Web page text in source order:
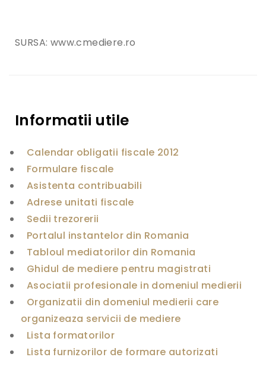
SURSA: www.cmediere.ro
l
b
o
a
r
e
n
t
e
C
n
s
l
u
l
e
M
Informatii utile
Calendar obligatii fiscale 2012
Formulare fiscale
Asistenta contribuabili
Adrese unitati fiscale
Sedii trezorerii
Portalul instantelor din Romania
Tabloul mediatorilor din Romania
Ghidul de mediere pentru magistrati
Asociatii profesionale in domeniul medierii
Organizatii din domeniul medierii care
organizeaza servicii de mediere
Lista formatorilor
Lista furnizorilor de formare autorizati